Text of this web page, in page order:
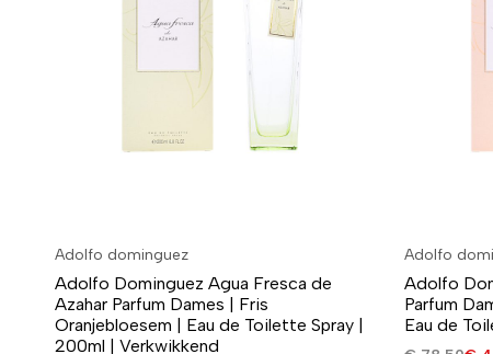
Adolfo dominguez
Adolfo Dominguez Agua Fresca de
Azahar Parfum Dames | Fris
Oranjebloesem | Eau de Toilette Spray |
200ml | Verkwikkend
Adolfo
Adolfo
Parfum
Eau de